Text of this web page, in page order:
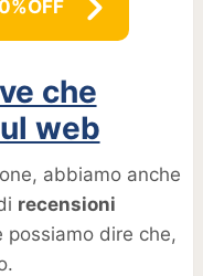
che
web
abbiamo anche
recensioni
possiamo dire che,